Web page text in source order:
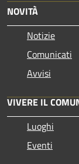
NOVITÀ
Notizie
Comunicati
Avvisi
VIVERE IL
Luoghi
Eventi